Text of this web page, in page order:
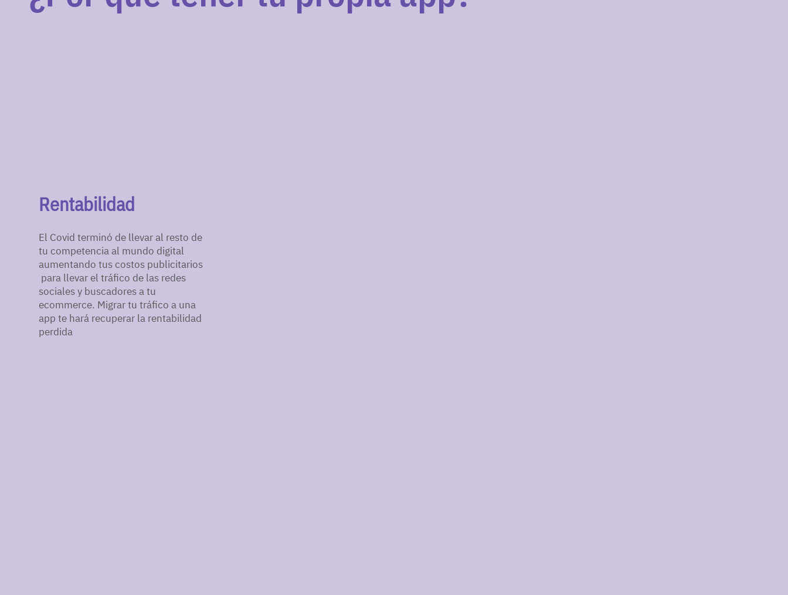
Rentabilidad
El Covid terminó de llevar al resto de
tu competencia al mundo digital
aumentando tus costos publicitarios
para llevar el tráfico de las redes
sociales y buscadores a tu
ecommerce. Migrar tu tráfico a una
app te hará recuperar la rentabilidad
perdida